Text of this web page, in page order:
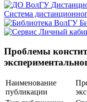
Система
Проблемы
Наименование
публикации